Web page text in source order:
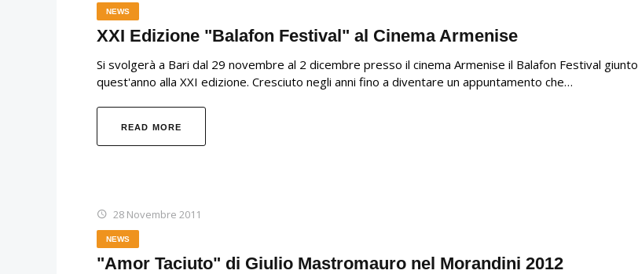
NEWS
XXI Edizione "Balafon Festival" al Cinema Armenise
Si svolgerà a Bari dal 29 novembre al 2 dicembre presso il cinema Armenise il Balafon Festival giunto
quest'anno alla XXI edizione. Cresciuto negli anni fino a diventare un appuntamento che…
READ MORE
28 Novembre 2011
NEWS
"Amor Taciuto" di Giulio Mastromauro nel Morandini 2012